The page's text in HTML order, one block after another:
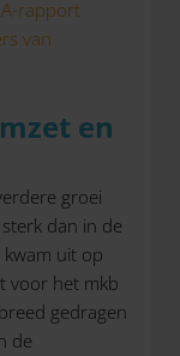
rapport
van
en
groei
dan in de
uit op
voor het mkb
gedragen
de